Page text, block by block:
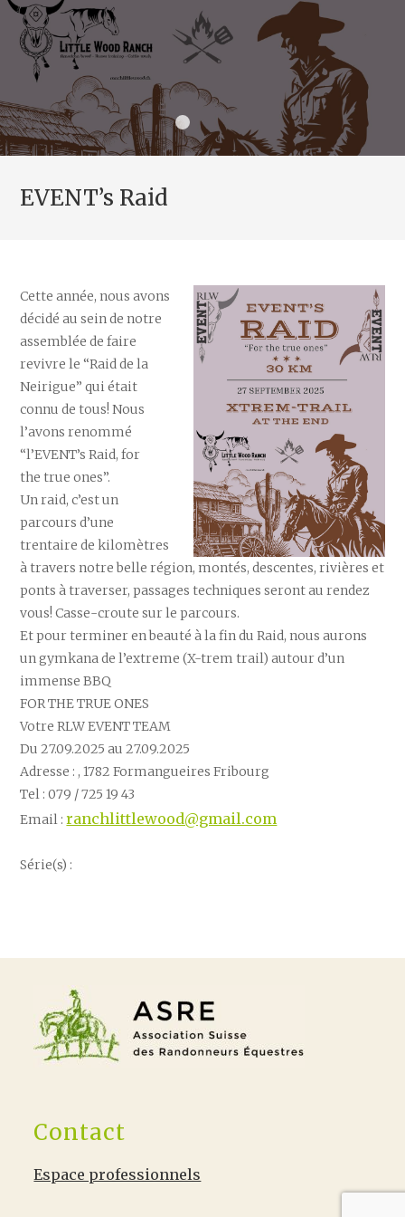
EVENT’s Raid
Cette année, nous avons
décidé au sein de notre
assemblée de faire
revivre le “Raid de la
Neirigue” qui était
connu de tous! Nous
l’avons renommé
“l’EVENT’s Raid, for
the true ones”.
Un raid, c’est un
parcours d’une
trentaire de kilomètres
à travers notre belle région, montés, descentes, rivières et
ponts à traverser, passages techniques seront au rendez
vous! Casse-croute sur le parcours.
Et pour terminer en beauté à la fin du Raid, nous aurons
un gymkana de l’extreme (X-trem trail) autour d’un
immense BBQ
FOR THE TRUE ONES
Votre RLW EVENT TEAM
Du 27.09.2025 au 27.09.2025
Adresse : , 1782 Formangueires Fribourg
Tel : 079 / 725 19 43
Email :ranchlittlewood@gmail.com
Série(s) :
Contact
Espace professionnels